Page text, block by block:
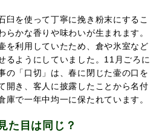
臼を使って丁寧に挽き粉末にするこ
らかな香りや味わいが生まれます。
を利用していたため、倉や氷室など
るようにしていました。11月ごろに
の「口切」は、春に閉じた壷の口を
開き、客人に披露したことから名付
庫で一年中均一に保たれています。
た目は同じ？